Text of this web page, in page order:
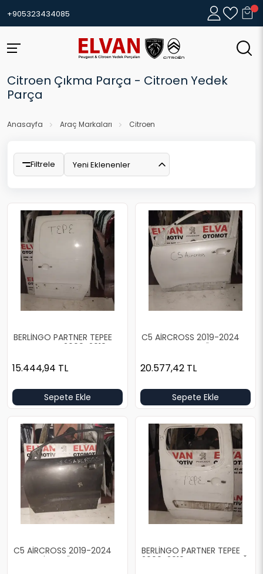
+905323434085
Citroen Çıkma Parça - Citroen Yedek
Parça
Anasayfa Araç Markaları Citroen
Filtrele Yeni Eklenenler
BERLİNGO PARTNER TEPEE
KAPALI KASA 2009-2019
15.444,94 TL
Sepete Ekle
C5 AİRCROSS 2019-2024
BOŞ BEYAZ SOL ÖN KAPI
20.577,42 TL
Sepete Ekle
C5 AİRCROSS 2019-2024
BOŞ GRİ SOL ÖN KAPI
BERLİNGO PARTNER TEPEE
2009-2019 BOŞ BEYAZ SAĞ